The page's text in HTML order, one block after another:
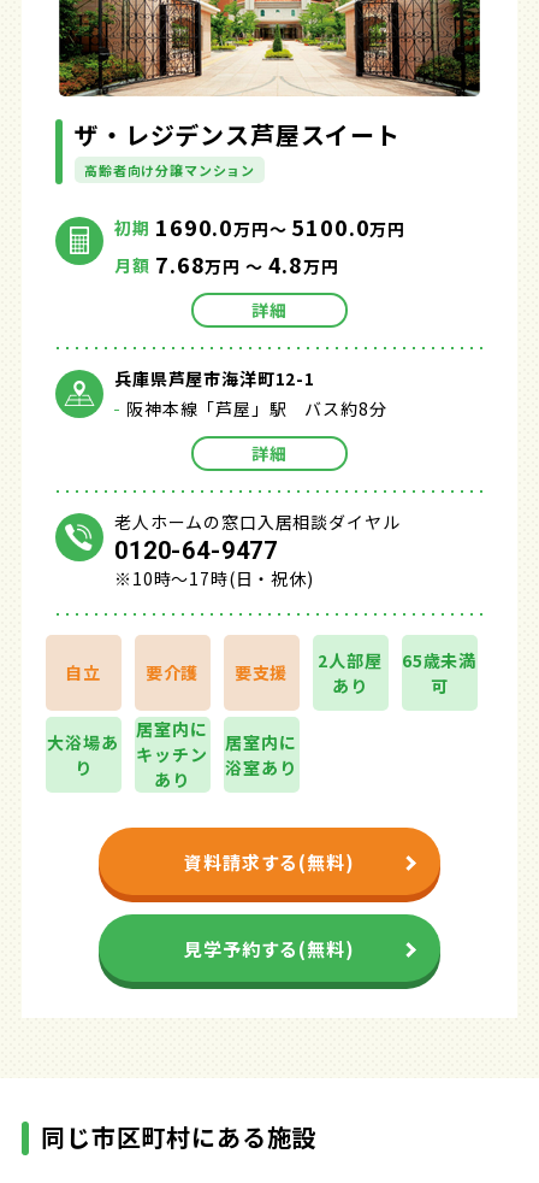
ザ・レジデンス芦屋スイート
高齢者向け分譲マンション
初期 1690.0万円～ 5100.0万円
月額 7.68万円 ～ 4.8万円
詳細
兵庫県芦屋市海洋町12-1
阪神本線「芦屋」駅 バス約8分
詳細
老人ホームの窓口入居相談ダイヤル
0120-64-9477
※10時～17時(日・祝休)
自立 要介護 要支援
2人部屋
あり
65歳未満
可
大浴場あ
り
居室内に
キッチン
あり
居室内に
浴室あり
資料請求する(無料)
見学予約する(無料)
同じ市区町村にある施設